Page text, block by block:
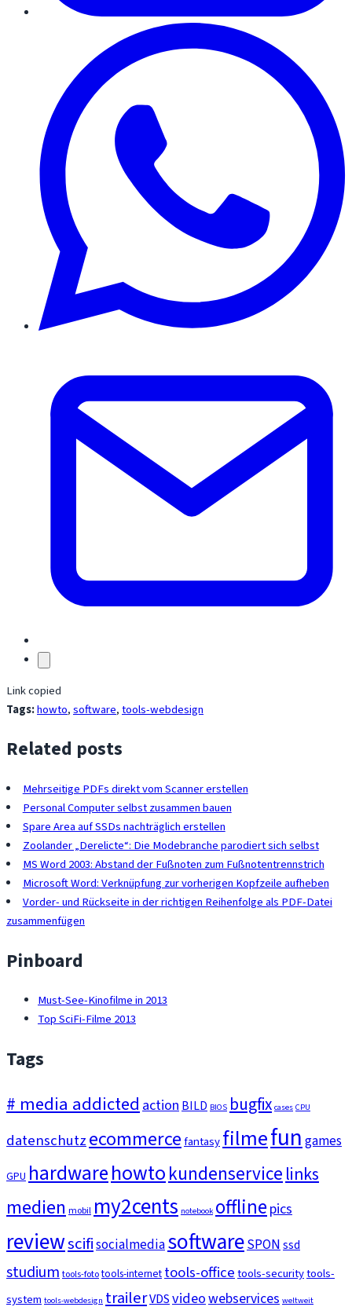
Link copied
Tags:howto,software,tools-webdesign
Related posts
Mehrseitige PDFs direkt vom Scanner erstellen
Personal Computer selbst zusammen bauen
Spare Area auf SSDs nachträglich erstellen
Zoolander „Derelicte“: Die Modebranche parodiert sich selbst
MS Word 2003: Abstand der Fußnoten zum Fußnotentrennstrich
Microsoft Word: Verknüpfung zur vorherigen Kopfzeile aufheben
Vorder- und Rückseite in der richtigen Reihenfolge als PDF-Datei
zusammenfügen
Pinboard
Must-See-Kinofilme in 2013
Top SciFi-Filme 2013
Tags
# media addicted action BILD BIOS bugfix cases CPU
datenschutzecommercefantasyfilmefungames
GPU hardwarehowtokundenservicelinks
medien mobilmy2cents notebook offlinepics
reviewscifisocialmediasoftwareSPONssd
studiumtools-fototools-internettools-officetools-securitytools-
system tools-webdesign trailerVDSvideowebservices weltweit